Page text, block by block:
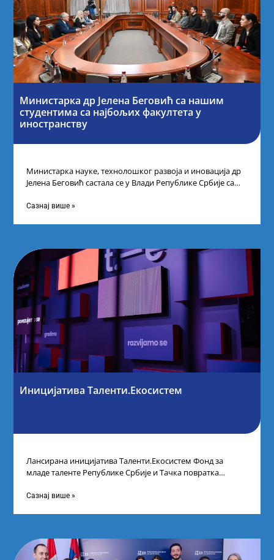
Министарка др Јелена Беговић са нашим
студентима са најбољих факултета у
иностранству
Министарка науке, технолошког развоја и иновација др
Јелена Беговић састала се у Влади Републике Србије са
Сазнај више »
Иницијатива Таленти.Екосистем
Лансирана иницијатива Таленти.Екосистем Фонд за
младе таленте Републике Србије и Тачка повратка
догађају су се
Сазнај више »